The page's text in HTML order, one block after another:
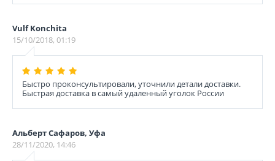
Vulf Konchita
15/10/2018, 01:19
Быстро проконсультировали, уточнили детали доставки.
Быстрая доставка в самый удаленный уголок России
Альберт Сафаров, Уфа
28/11/2020, 14:46